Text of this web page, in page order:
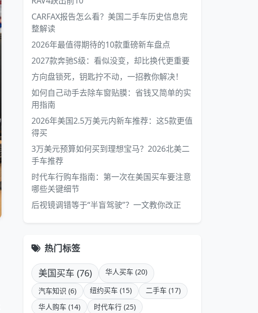
CARFAX报告怎么看？美国二手车历史信息完
整解读
2026年最值得期待的10款重磅新车盘点
2027款奔驰S级：看似没变，却比换代更重要
方向盘锁死，钥匙拧不动，一招教你解决！
如何自己动手去除车窗贴膜：省钱又简单的实
用指南
2026年美国2.5万美元内新车推荐：这5款更值
得买
3万美元预算如何买到理想宝马？2026北美二
手车推荐
时代车行购车指南：第一次在美国买车要注意
哪些关键细节
后视镜调错等于“半盲驾驶”？一文教你改正
热门标签
美国买车 (76) 华人买车 (20)
汽车知识 (6) 纽约买车 (15)
二手车 (17)
华人购车 (14)
时代车行 (25)